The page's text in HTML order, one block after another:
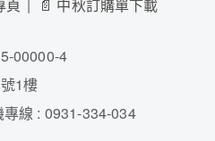
頁 📄 中秋訂購單下載
00000-4
1樓
線 : 0931-334-034